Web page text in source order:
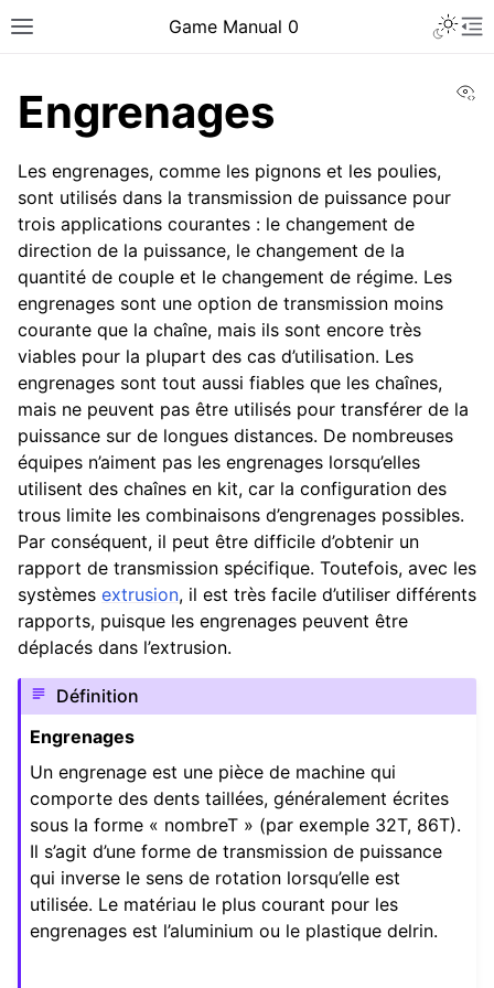
Toggle site navigation sidebar
Game Manual 0
navigation of Être une équipe
navigation of Compétences en conception
navigation of Composants Matériels
navigation of Fabrication sur mesure
navigation of Mécanismes communs
navigation of Transmission de puissance
Engrenages
Les engrenages, comme les pignons et les poulies,
sont utilisés dans la transmission de puissance pour
trois applications courantes : le changement de
direction de la puissance, le changement de la
quantité de couple et le changement de régime. Les
engrenages sont une option de transmission moins
courante que la chaîne, mais ils sont encore très
viables pour la plupart des cas d’utilisation. Les
engrenages sont tout aussi fiables que les chaînes,
mais ne peuvent pas être utilisés pour transférer de la
puissance sur de longues distances. De nombreuses
équipes n’aiment pas les engrenages lorsqu’elles
utilisent des chaînes en kit, car la configuration des
trous limite les combinaisons d’engrenages possibles.
Par conséquent, il peut être difficile d’obtenir un
rapport de transmission spécifique. Toutefois, avec les
systèmes extrusion, il est très facile d’utiliser différents
rapports, puisque les engrenages peuvent être
déplacés dans l’extrusion.
Définition
Engrenages
Un engrenage est une pièce de machine qui
comporte des dents taillées, généralement écrites
sous la forme « nombreT » (par exemple 32T, 86T).
Il s’agit d’une forme de transmission de puissance
qui inverse le sens de rotation lorsqu’elle est
utilisée. Le matériau le plus courant pour les
engrenages est l’aluminium ou le plastique delrin.